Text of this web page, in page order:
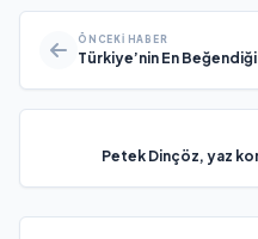
ÖNCEKI HABER
Türkiye’nin En
Petek Dinçöz, yaz